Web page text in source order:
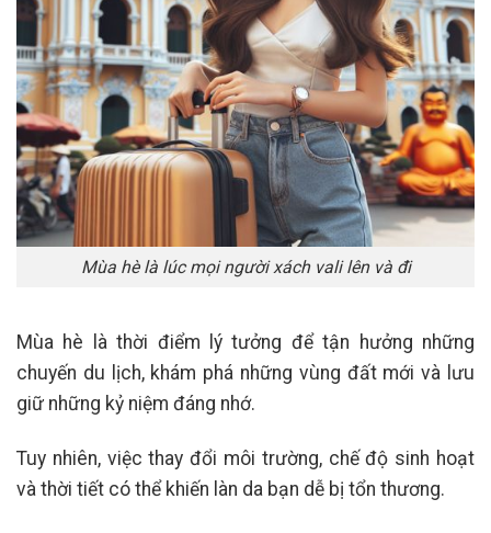
Mùa hè là lúc mọi người xách vali lên và đi
Mùa hè là thời điểm lý tưởng để tận hưởng những
chuyến du lịch, khám phá những vùng đất mới và lưu
giữ những kỷ niệm đáng nhớ.
Tuy nhiên, việc thay đổi môi trường, chế độ sinh hoạt
và thời tiết có thể khiến làn da bạn dễ bị tổn thương.